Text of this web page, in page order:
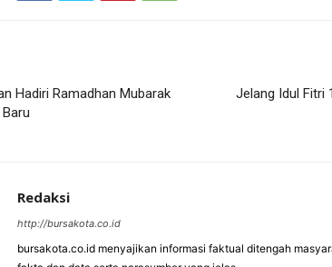
Hadiri Ramadhan Mubarak
Jelang Idul Fitri
Redaksi
http://bursakota.co.id
bursakota.co.id menyajikan informasi faktual ditengah